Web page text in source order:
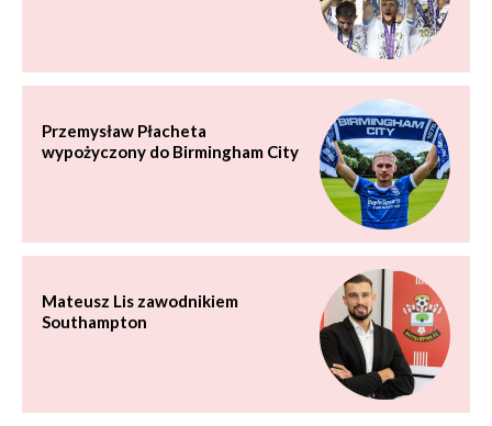
Przemysław Płacheta
wypożyczony do Birmingham City
Mateusz Lis zawodnikiem
Southampton